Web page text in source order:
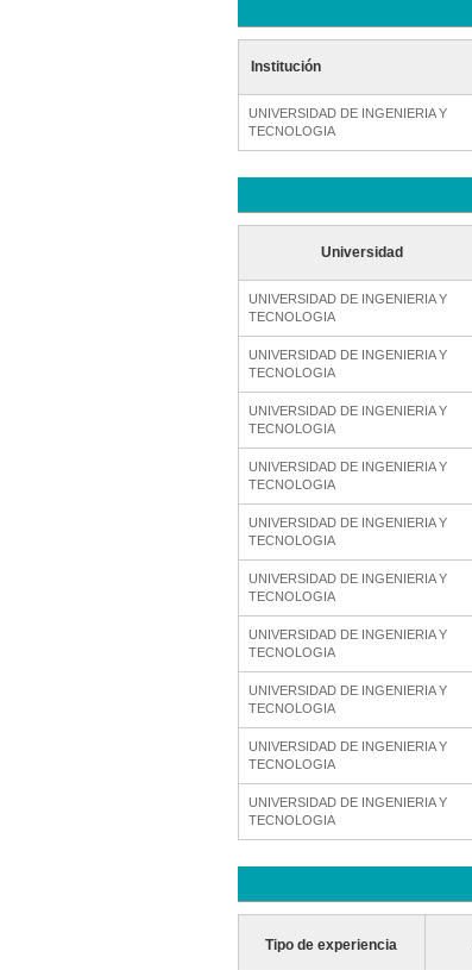
Institución
UNIVERSIDAD DE INGENIERIA Y
TECNOLOGIA
Universidad
UNIVERSIDAD DE INGENIERIA Y
TECNOLOGIA
UNIVERSIDAD DE INGENIERIA Y
TECNOLOGIA
UNIVERSIDAD DE INGENIERIA Y
TECNOLOGIA
UNIVERSIDAD DE INGENIERIA Y
TECNOLOGIA
UNIVERSIDAD DE INGENIERIA Y
TECNOLOGIA
UNIVERSIDAD DE INGENIERIA Y
TECNOLOGIA
UNIVERSIDAD DE INGENIERIA Y
TECNOLOGIA
UNIVERSIDAD DE INGENIERIA Y
TECNOLOGIA
UNIVERSIDAD DE INGENIERIA Y
TECNOLOGIA
UNIVERSIDAD DE INGENIERIA Y
TECNOLOGIA
Tipo de experiencia